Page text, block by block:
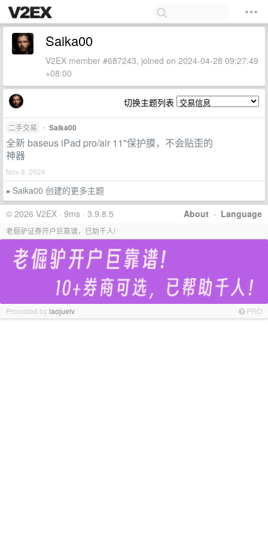
Saika00
V2EX member #687243, joined on 2024-04-28 09:27:49
+08:00
切换主题列表
二手交易 • Saika00
全新 baseus iPad pro/air 11"保护膜，不会贴歪的
神器
Nov 8, 2024
» Saika00 创建的更多主题
About · Language
© 2026 V2EX · 9ms · 3.9.8.5
老倔驴证券开户巨靠谱，已助千人!
Promoted bylaojuelv PRO